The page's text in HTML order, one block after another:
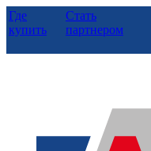
Где
купить
Стать
партнером